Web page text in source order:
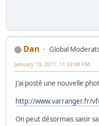
Dan
Global
January 10, 2011, 11:59:48 PM
J'ai posté une nouvelle
http://www.varranger.fr/
On peut désormais saisir